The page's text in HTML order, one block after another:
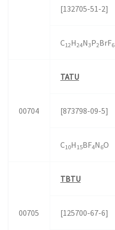
[132705-51-2]
C12H24N3P2BrF6
00704
TATU
[873798-09-5]
C10H 15BF4N 6O
00705
TBTU
[125700-67-6]